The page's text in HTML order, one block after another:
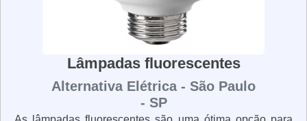
Lâmpadas fluorescentes
Alternativa Elétrica - São Paulo
- SP